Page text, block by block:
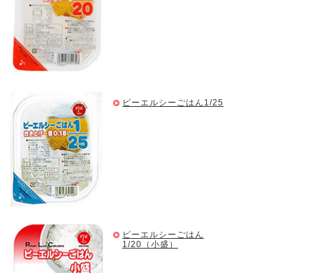
ピーエルシーごはん1/25
ピーエルシーごはん
1/20（小盛）